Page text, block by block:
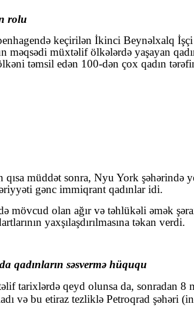
rolu
keçirilən İkinci Beynəlxalq
məqsədi müxtəlif ölkələrdə yaşayan
təmsil edən 100-dən çox qadın
müddət sonra, Nyu York
gənc immiqrant qadınlar idi.
mövcud olan ağır və təhlükəli əmək
yaxşılaşdırılmasına təkan verdi.
qadınların səsvermə hüququ
tarixlərdə qeyd olunsa da, sonradan 8
və bu etiraz tezliklə Petroqrad